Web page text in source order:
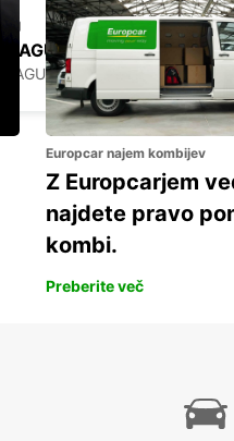
DRAGUIGNAN
DRAGUIGNAN - FRANCE
Europcar najem kombijev
Z Europcarjem
najdete pravo
kombi.
Preberite več